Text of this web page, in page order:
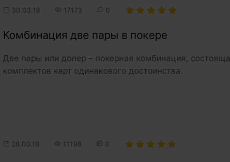
30.03.18 17173 0
Комбинация две пары в покере
Две пары или допер – покерная комбинация,
комплектов карт одинакового достоинства.
28.03.18 11198 0